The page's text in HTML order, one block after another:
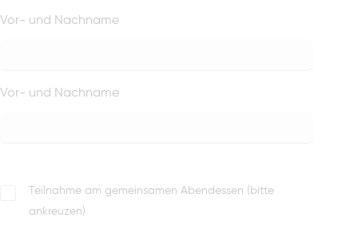
Vor- und Nachname
Vor- und Nachname
Teilnahme am gemeinsamen Abendessen (bitte
ankreuzen)